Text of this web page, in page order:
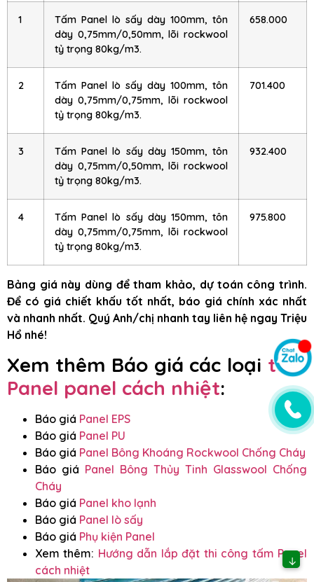
1
Tấm Panel lò sấy dày 100mm, tôn
dày 0,75mm/0,50mm, lõi rockwool
tỷ trọng 80kg/m3.
658.000
2
Tấm Panel lò sấy dày 100mm, tôn
dày 0,75mm/0,75mm, lõi rockwool
tỷ trọng 80kg/m3.
701.400
3
Tấm Panel lò sấy dày 150mm, tôn
dày 0,75mm/0,50mm, lõi rockwool
tỷ trọng 80kg/m3.
932.400
4
Tấm Panel lò sấy dày 150mm, tôn
dày 0,75mm/0,75mm, lõi rockwool
tỷ trọng 80kg/m3.
975.800
Bảng giá này dùng để tham khảo, dự toán công trình.
Để có giá chiết khấu tốt nhất, báo giá chính xác nhất
và nhanh nhất. Quý Anh/chị nhanh tay liên hệ ngay Triệu
Hổ nhé!
Xem thêm Báo giá các loại tấm
Panel panel cách nhiệt:
Báo giá Panel EPS
Báo giá Panel PU
Báo giá Panel Bông Khoáng Rockwool Chống Cháy
Báo giá Panel Bông Thủy Tinh Glasswool Chống
Cháy
Báo giá Panel kho lạnh
Báo giá Panel lò sấy
Báo giá Phụ kiện Panel
Xem thêm: Hướng dẫn lắp đặt thi công tấm Panel
cách nhiệt
↓